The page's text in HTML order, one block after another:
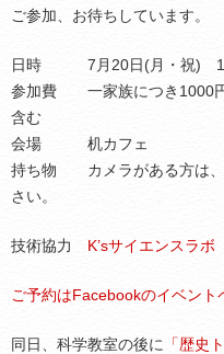
ご参加、お待ちしています。
日時 7月20日(月・祝)
参加費 一家族につき1000
含む
会場 机カフェ
持ち物 カメラがある方は、
さい。
技術協力 K’sサイエンスラボ
ご予約はFacebookのイベント
同日、科学教室の後に 「歴史